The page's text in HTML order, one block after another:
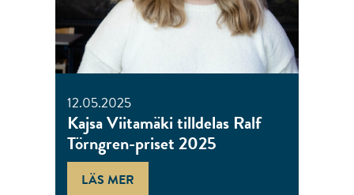
12.05.2025
Kajsa Viitamäki tilldelas Ralf
Törngren-priset 2025
LÄS MER